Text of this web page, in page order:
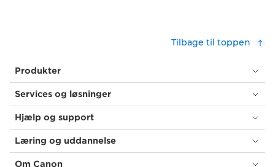
Tilbage til toppen
Produkter
Services og løsninger
Hjælp og support
Læring og uddannelse
Om Canon